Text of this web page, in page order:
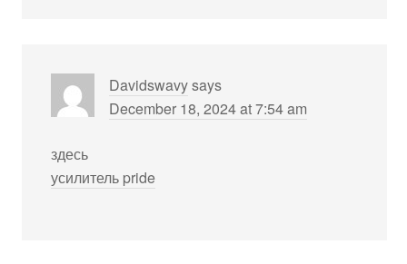
Davidswavysays
December 18, 2024 at 7:54 am
здесь
усилитель pride